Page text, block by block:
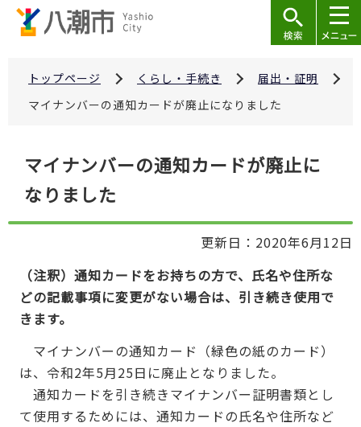
トップページ くらし・手続き
届出・証明
マイナンバーの通知カードが廃止になりました
マイナンバーの通知カードが廃止に
なりました
更新日：2020年6月12日
（注釈）通知カードをお持ちの方で、氏名や住所な
どの記載事項に変更がない場合は、引き続き使用で
きます。
マイナンバーの通知カード（緑色の紙のカード）
は、令和2年5月25日に廃止となりました。
通知カードを引き続きマイナンバー証明書類とし
て使用するためには、通知カードの氏名や住所など